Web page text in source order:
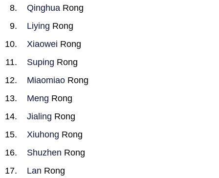
Qinghua Rong
Liying Rong
Xiaowei Rong
Suping Rong
Miaomiao Rong
Meng Rong
Jialing Rong
Xiuhong Rong
Shuzhen Rong
Lan Rong